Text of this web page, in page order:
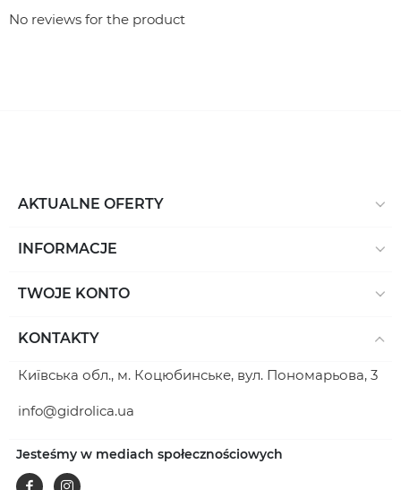
No reviews for the product
AKTUALNE OFERTY
INFORMACJE
TWOJE KONTO
KONTAKTY
Київська обл., м. Коцюбинське, вул. Пономарьова, 3
info@gidrolica.ua
Jesteśmy w mediach społecznościowych
FacebookInstagram